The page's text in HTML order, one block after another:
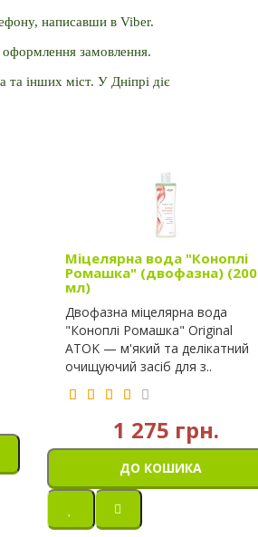
написавши в Viber.
оформлення замовлення.
та інших міст. У Дніпрі діє
Міцелярна вода "Коноплі
Ромашка" (двофазна) (200
мл)
Двофазна міцелярна вода
"Коноплі Ромашка" Original
ATOK — м'який та делікатний
очищуючий засіб для з..
1 275 грн.
ДО КОШИКА